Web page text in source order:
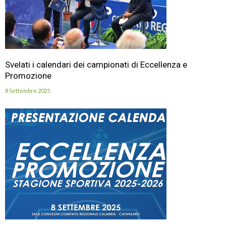
Svelati i calendari dei campionati di Eccellenza e
Promozione
8 Settembre 2025